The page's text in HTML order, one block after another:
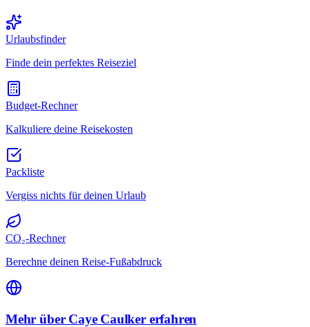
Urlaubsfinder
Finde dein perfektes Reiseziel
Budget-Rechner
Kalkuliere deine Reisekosten
Packliste
Vergiss nichts für deinen Urlaub
CO₂-Rechner
Berechne deinen Reise-Fußabdruck
Mehr über Caye Caulker erfahren